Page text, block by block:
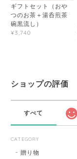
ギフトセット（おや
つのお茶＋湯呑煎茶
碗黒流し）
¥3,740
ショップの評価
すべて
CATEGORY
贈り物